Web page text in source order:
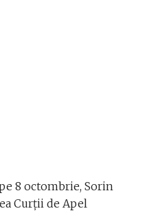
8 octombrie, Sorin
Curții de Apel